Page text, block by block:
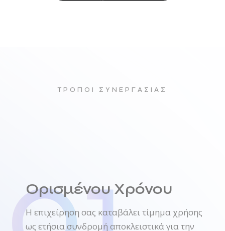
ΤΡΟΠΟΙ ΣΥΝΕΡΓΑΣΙΑΣ
Ορισμένου Χρόνου
Η επιχείρηση σας καταβάλει τίμημα χρήσης
ως ετήσια συνδρομή αποκλειστικά για την